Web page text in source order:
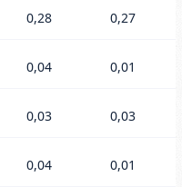
0,28 0,27
0,04 0,01
0,03 0,03
0,04 0,01